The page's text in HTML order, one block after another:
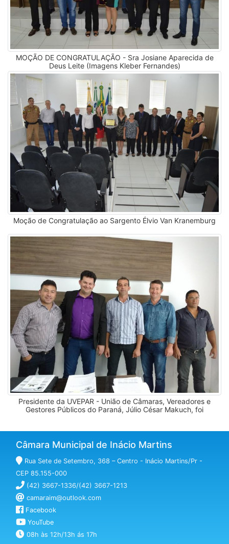
MOÇÃO DE CONGRATULAÇÃO - Sra Josiane Aparecida de
Deus Leite (Imagens Kleber Fernandes)
Moção de Congratulação ao Sargento Élvio Van Kranemburg
Presidente da UVEPAR - União de Câmaras, Vereadores e
Gestores Públicos do Paraná, Júlio César Makuch, foi
Laurici José de Oliveira, Edmundo Vier e Sebastião Sidon Vieira.
Câmara Municipal de Inácio Martins
Rua Sete de Setembro, 368 – Centro - Inácio Martins/Pr -
CEP 85.155-000
(42) 3667-1336/(42) 3667-1213
camaraim@outlook.com
Facebook
YouTube
08h às 12h/13h ás 17h